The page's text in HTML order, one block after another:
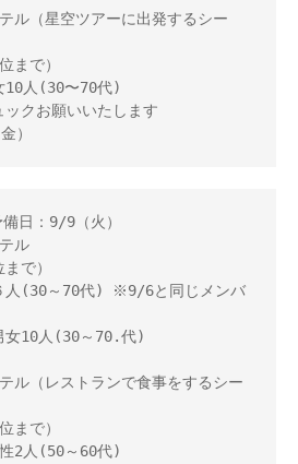
ル（星空ツアーに出発するシー
まで）
10人(30〜70代)
ックお願いいたします
）
日：9/9（火）
ル
で）
人(30～70代) ※9/6と同じメンバ
女10人(30～70.代)
ル（レストランで食事をするシー
まで）
2人(50～60代)